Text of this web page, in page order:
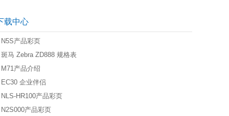
载中心
N5S产品彩页
斑马 Zebra ZD888 规格表
M71产品介绍
EC30 企业伴侣
NLS-HR100产品彩页
N2S000产品彩页